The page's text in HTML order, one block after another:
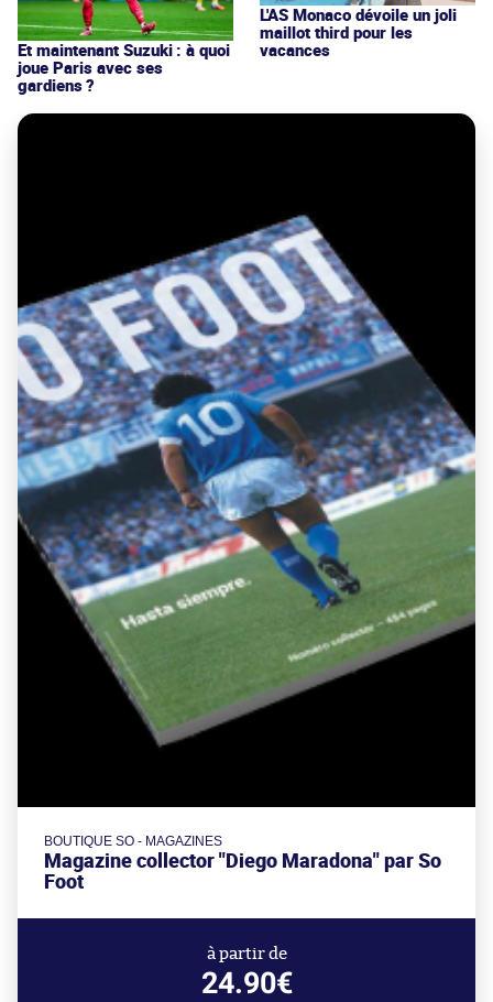
Et maintenant Suzuki : à quoi
joue Paris avec ses
gardiens ?
L'AS Monaco dévoile un joli
maillot third pour les
vacances
BOUTIQUE SO - MAGAZINES
Magazine collector "Diego Maradona" par So
Foot
à partir de
24.90€